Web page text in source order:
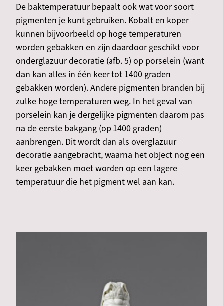
De baktemperatuur bepaalt ook wat voor soort
pigmenten je kunt gebruiken. Kobalt en koper
kunnen bijvoorbeeld op hoge temperaturen
worden gebakken en zijn daardoor geschikt voor
onderglazuur decoratie (afb. 5) op porselein (want
dan kan alles in één keer tot 1400 graden
gebakken worden). Andere pigmenten branden bij
zulke hoge temperaturen weg. In het geval van
porselein kan je dergelijke pigmenten daarom pas
na de eerste bakgang (op 1400 graden)
aanbrengen. Dit wordt dan als overglazuur
decoratie aangebracht, waarna het object nog een
keer gebakken moet worden op een lagere
temperatuur die het pigment wel aan kan.